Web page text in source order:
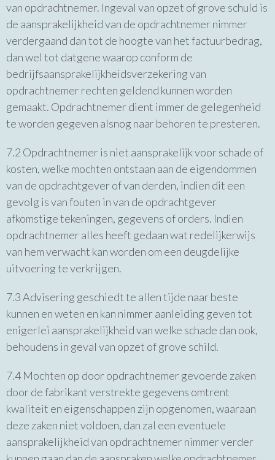
van opdrachtnemer. Ingeval van opzet of grove schuld is
de aansprakelijkheid van de opdrachtnemer nimmer
verdergaand dan tot de hoogte van het factuurbedrag,
dan wel tot datgene waarop conform de
bedrijfsaansprakelijkheidsverzekering van
opdrachtnemer rechten geldend kunnen worden
gemaakt. Opdrachtnemer dient immer de gelegenheid
te worden gegeven alsnog naar behoren te presteren.
7.2 Opdrachtnemer is niet aansprakelijk voor schade of
kosten, welke mochten ontstaan aan de eigendommen
van de opdrachtgever of van derden, indien dit een
gevolg is van fouten in van de opdrachtgever
afkomstige tekeningen, gegevens of orders. Indien
opdrachtnemer alles heeft gedaan wat redelijkerwijs
van hem verwacht kan worden om een deugdelijke
uitvoering te verkrijgen.
7.3 Advisering geschiedt te allen tijde naar beste
kunnen en weten en kan nimmer aanleiding geven tot
enigerlei aansprakelijkheid van welke schade dan ook,
behoudens in geval van opzet of grove schild.
7.4 Mochten op door opdrachtnemer gevoerde zaken
door de fabrikant verstrekte gegevens omtrent
kwaliteit en eigenschappen zijn opgenomen, waaraan
deze zaken niet voldoen, dan zal een eventuele
aansprakelijkheid van opdrachtnemer nimmer verder